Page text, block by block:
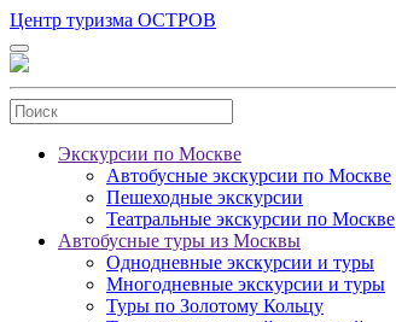
Центр туризма ОСТРОВ
Экскурсии по Москве
Автобусные экскурсии по Москве
Пешеходные экскурсии
Театральные экскурсии по Москве
Автобусные туры из Москвы
Однодневные экскурсии и туры
Многодневные экскурсии и туры
Туры по Золотому Кольцу